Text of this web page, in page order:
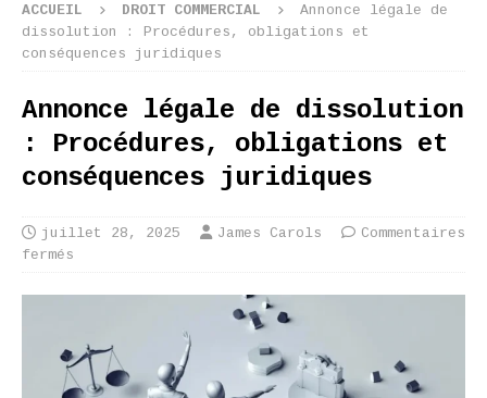
ACCUEIL DROIT COMMERCIAL
Annonce légale de
dissolution : Procédures, obligations et
conséquences juridiques
Annonce légale de dissolution
: Procédures, obligations et
conséquences juridiques
juillet 28, 2025 James Carols
Commentaires
fermés